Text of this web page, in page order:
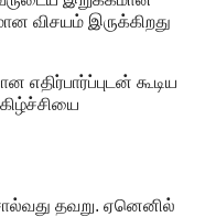
விசயம் இருக்கிறது
கூடிய
தவறு. ஏனெனில்